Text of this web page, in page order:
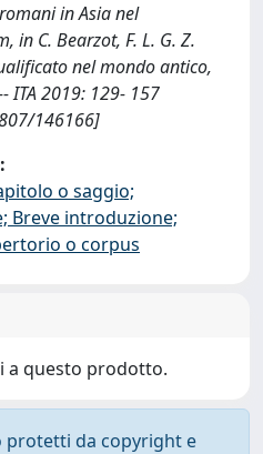
in Asia nel
in C. Bearzot, F. L. G. Z.
nel mondo antico,
ITA 2019: 129- 157
146166]
o saggio;
Breve introduzione;
o corpus
a questo prodotto.
protetti da copyright e